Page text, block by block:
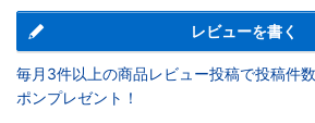
レビューを書く
毎月3件以上の商品レビュー投稿で投稿件
ポンプレゼント！